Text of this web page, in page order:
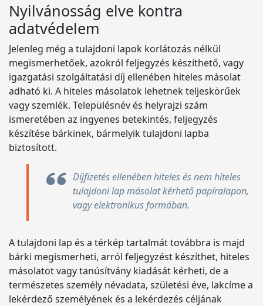
Nyilvánosság elve kontra
adatvédelem
Jelenleg még a tulajdoni lapok korlátozás nélkül
megismerhetőek, azokról feljegyzés készíthető, vagy
igazgatási szolgáltatási díj ellenében hiteles másolat
adható ki. A hiteles másolatok lehetnek teljeskörűek
vagy szemlék. Településnév és helyrajzi szám
ismeretében az ingyenes betekintés, feljegyzés
készítése bárkinek, bármelyik tulajdoni lapba
biztosított.
Díjfizetés ellenében hiteles és nem hiteles
tulajdoni lap másolat kérhető papíralapon,
vagy elektronikus formában.
A tulajdoni lap és a térkép tartalmát továbbra is majd
bárki megismerheti, arról feljegyzést készíthet, hiteles
másolatot vagy tanúsítvány kiadását kérheti, de a
természetes személy névadata, születési éve, lakcíme a
lekérdező személyének és a lekérdezés céljának